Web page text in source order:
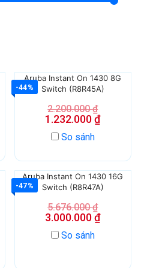
-44%
Aruba Instant On 1430 8G
Switch (R8R45A)
2.200.000₫
1.232.000₫
So sánh
-47%
Aruba Instant On 1430 16G
Switch (R8R47A)
5.676.000₫
3.000.000₫
So sánh